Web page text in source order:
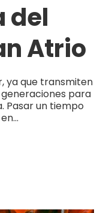
del
Atrio
ya que transmiten
para
Pasar un tiempo